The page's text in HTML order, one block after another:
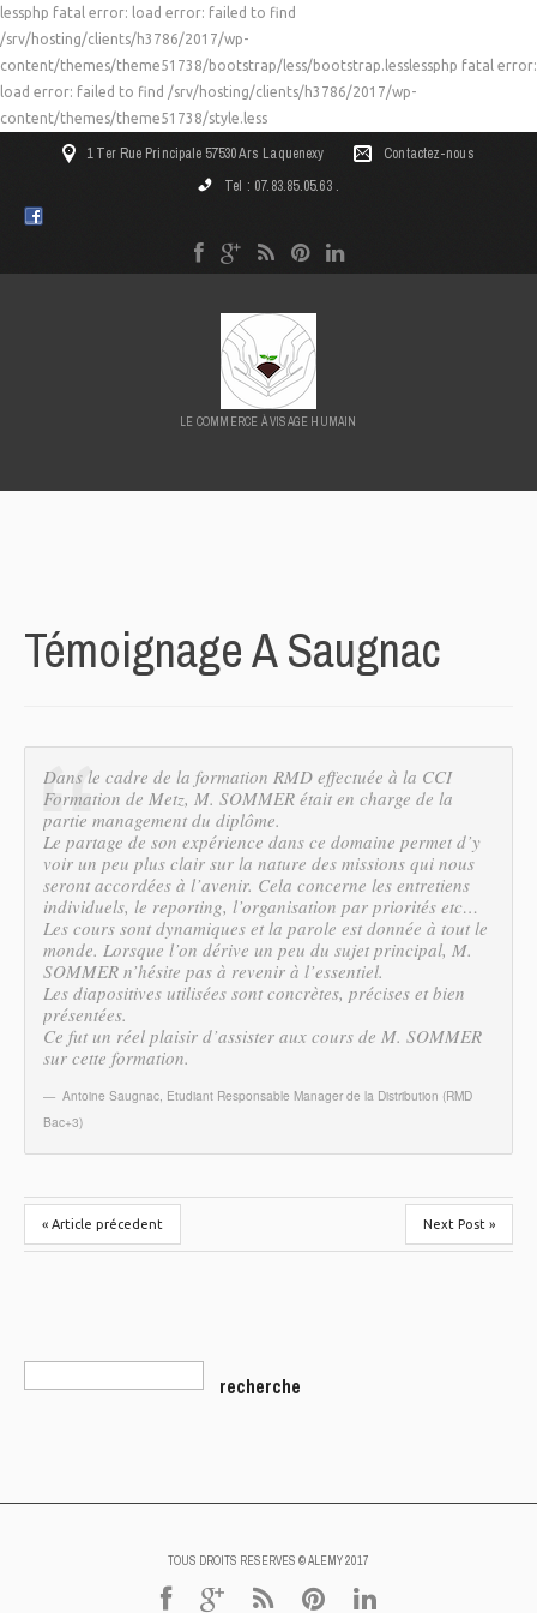
lessphp fatal error: load error: failed to find
/srv/hosting/clients/h3786/2017/wp-
content/themes/theme51738/bootstrap/less/bootstrap.lesslessphp fatal error:
load error: failed to find /srv/hosting/clients/h3786/2017/wp-
content/themes/theme51738/style.less
1 Ter Rue Principale 57530 Ars Laquenexy
Contactez-nous
Tel : 07.83.85.05.63 .
LE COMMERCE À VISAGE HUMAIN
Témoignage A Saugnac
Dans le cadre de la formation RMD effectuée à la CCI
Formation de Metz, M. SOMMER était en charge de la
partie management du diplôme.
Le partage de son expérience dans ce domaine permet d’y
voir un peu plus clair sur la nature des missions qui nous
seront accordées à l’avenir. Cela concerne les entretiens
individuels, le reporting, l’organisation par priorités etc…
Les cours sont dynamiques et la parole est donnée à tout le
monde. Lorsque l’on dérive un peu du sujet principal, M.
SOMMER n’hésite pas à revenir à l’essentiel.
Les diapositives utilisées sont concrètes, précises et bien
présentées.
Ce fut un réel plaisir d’assister aux cours de M. SOMMER
sur cette formation.
Antoine Saugnac, Etudiant Responsable Manager de la Distribution (RMD
Bac+3)
« Article précedent Next Post »
TOUS DROITS RESERVES © ALEMY 2017